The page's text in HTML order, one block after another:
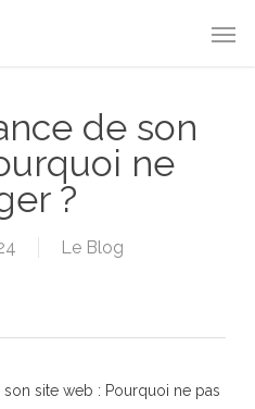
de son
ne
?
Le Blog
son site web : Pourquoi ne pas